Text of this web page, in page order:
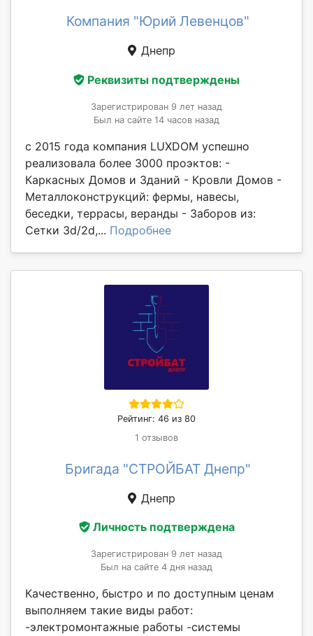
Компания "Юрий Левенцов"
Днепр
Реквизиты подтверждены
Зарегистрирован 9 лет назад
Был на сайте 14 часов назад
с 2015 года компания LUXDOM успешно
реализовала более 3000 проэктов: -
Каркасных Домов и Зданий - Кровли Домов -
Металлоконструкций: фермы, навесы,
беседки, террасы, веранды - Заборов из:
Сетки 3d/2d,... Подробнее
Рейтинг: 46 из 80
1 отзывов
Бригада "СТРОЙБАТ Днепр"
Днепр
Личность подтверждена
Зарегистрирован 9 лет назад
Был на сайте 4 дня назад
Качественно, быстро и по доступным ценам
выполняем такие виды работ:
-электромонтажные работы -системы